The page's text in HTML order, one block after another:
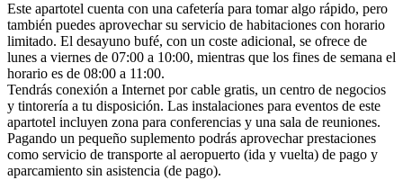
Este apartotel cuenta con una cafetería para tomar algo rápido, pero
también puedes aprovechar su servicio de habitaciones con horario
limitado. El desayuno bufé, con un coste adicional, se ofrece de
lunes a viernes de 07:00 a 10:00, mientras que los fines de semana el
horario es de 08:00 a 11:00.
Tendrás conexión a Internet por cable gratis, un centro de negocios
y tintorería a tu disposición. Las instalaciones para eventos de este
apartotel incluyen zona para conferencias y una sala de reuniones.
Pagando un pequeño suplemento podrás aprovechar prestaciones
como servicio de transporte al aeropuerto (ida y vuelta) de pago y
aparcamiento sin asistencia (de pago).